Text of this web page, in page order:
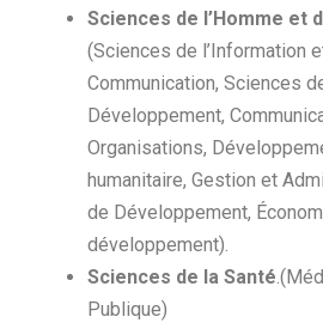
Sciences de l’Homme et
(Sciences de l’Information
Communication, Sciences
Développement,
Organisations,
humanitaire, Gestion et
de Développement,
développement).
Sciences de la Santé
Publique)